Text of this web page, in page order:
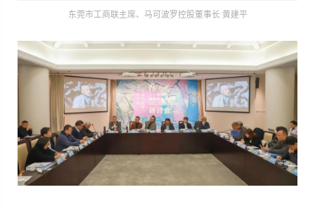
东莞市工商联主席、马可波罗控股董事长 黄建平